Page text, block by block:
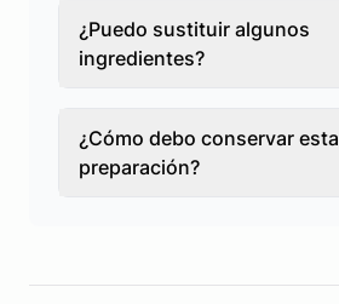
¿Puedo sustituir algunos
ingredientes?
¿Cómo debo conservar esta
preparación?